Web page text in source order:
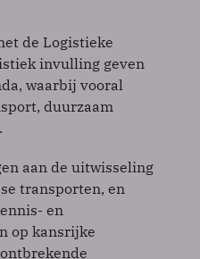
de Logistieke
invulling geven
waarbij vooral
duurzaam
aan de uitwisseling
transporten, en
en
op kansrijke